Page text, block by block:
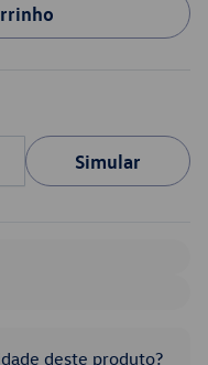
Simular
deste produto?